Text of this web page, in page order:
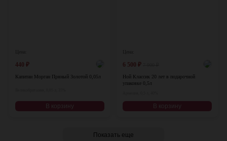
440 ₽
Капитан Морган Пряный Золотой 0,05л
В корзину
6 500 ₽
Ной Классик 20 лет в подарочной
упаковке 0,5л
В корзину
Показать еще